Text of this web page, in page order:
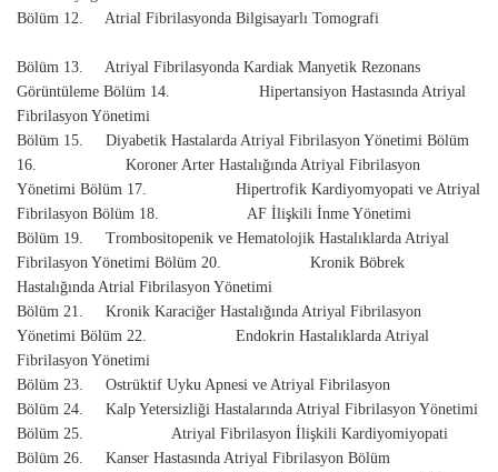
Bölüm 12. Atrial Fibrilasyonda Bilgisayarlı Tomografi
Bölüm 13. Atriyal Fibrilasyonda Kardiak Manyetik Rezonans
Görüntüleme Bölüm 14. Hipertansiyon Hastasında Atriyal
Fibrilasyon Yönetimi
Bölüm 15. Diyabetik Hastalarda Atriyal Fibrilasyon Yönetimi Bölüm
16. Koroner Arter Hastalığında Atriyal Fibrilasyon
Yönetimi Bölüm 17. Hipertrofik Kardiyomyopati ve Atriyal
Fibrilasyon Bölüm 18. AF İlişkili İnme Yönetimi
Bölüm 19. Trombositopenik ve Hematolojik Hastalıklarda Atriyal
Fibrilasyon Yönetimi Bölüm 20. Kronik Böbrek
Hastalığında Atrial Fibrilasyon Yönetimi
Bölüm 21. Kronik Karaciğer Hastalığında Atriyal Fibrilasyon
Yönetimi Bölüm 22. Endokrin Hastalıklarda Atriyal
Fibrilasyon Yönetimi
Bölüm 23. Ostrüktif Uyku Apnesi ve Atriyal Fibrilasyon
Bölüm 24. Kalp Yetersizliği Hastalarında Atriyal Fibrilasyon Yönetimi
Bölüm 25. Atriyal Fibrilasyon İlişkili Kardiyomiyopati
Bölüm 26. Kanser Hastasında Atriyal Fibrilasyon Bölüm